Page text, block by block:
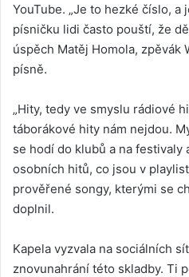
YouTube. „Je to hezké číslo, a
písničku lidi často pouští, že
úspěch Matěj Homola, zpěvák
písně.
„Hity, tedy ve smyslu rádiové
táborákové hity nám nejdou.
se hodí do klubů a na festivaly
osobních hitů, co jsou v
prověřené songy, kterými se
doplnil.
Kapela vyzvala na sociálních
znovunahrání této skladby. Ti